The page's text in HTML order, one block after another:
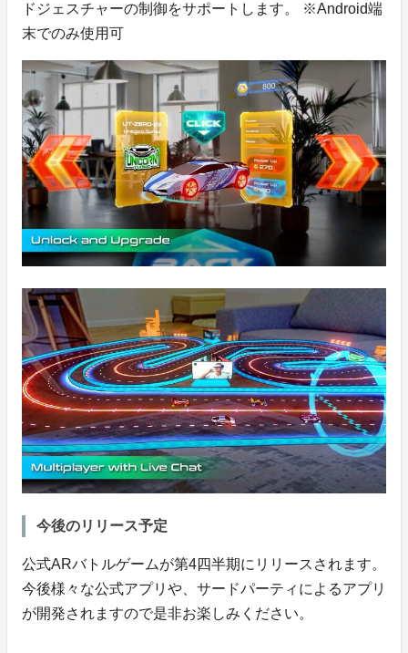
ドジェスチャーの制御をサポートします。 ※Android端
末でのみ使用可
今後のリリース予定
公式ARバトルゲームが第4四半期にリリースされます。
今後様々な公式アプリや、サードパーティによるアプリ
が開発されますので是非お楽しみください。